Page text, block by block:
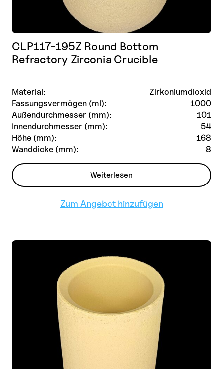
Material:
Zirkoniumdioxid
Fassungsvermögen (ml):
1000
Außendurchmesser (mm):
101
Innendurchmesser (mm):
54
Höhe (mm):
168
Wanddicke (mm):
8
CLP117-195Z Round Bottom
Refractory Zirconia Crucible
Weiterlesen
Zum Angebot hinzufügen